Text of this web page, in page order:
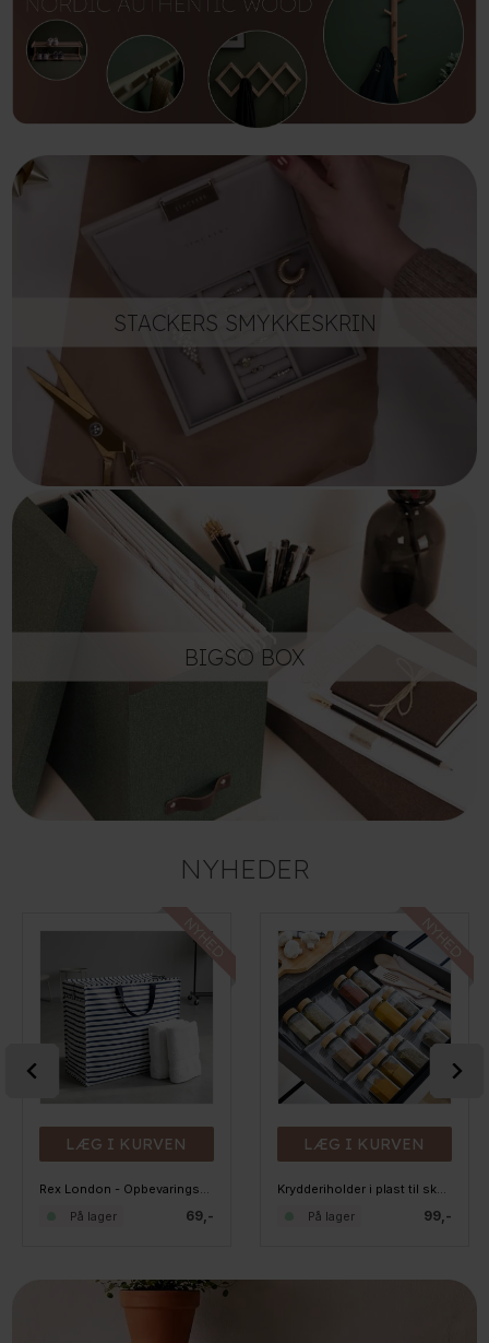
STACKERS SMYKKESKRIN
BIGSO BOX
NYHEDER
LÆG I KURVEN
Rex London - Opbevaringspose til dyner - Navyblå striber
69,-
På lager
LÆG I KURVEN
Krydderiholder i plast til skuffen, kan udvides
99,-
På lager